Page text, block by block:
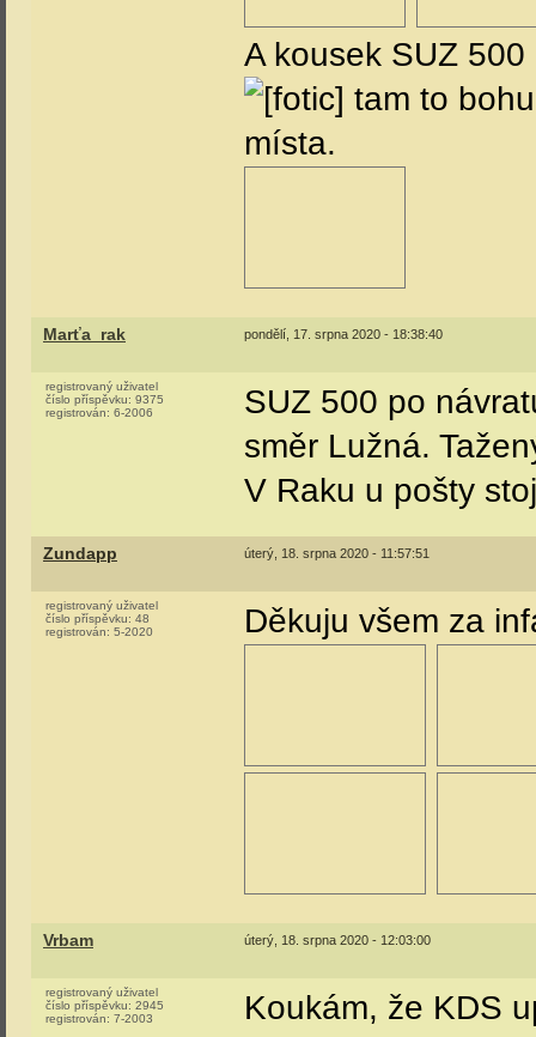
A kousek SUZ
tam to
místa.
Marťa_rak pondělí, 17. srpna 2020 - 18:38:40
registrovaný uživatel
číslo příspěvku: 9375
registrován: 6-2006
SUZ 500 po
směr Lužná.
V Raku u pošty
Zundapp úterý, 18. srpna 2020 - 11:57:51
registrovaný uživatel
číslo příspěvku: 48
registrován: 5-2020 Děkuju všem za
Vrbam úterý, 18. srpna 2020 - 12:03:00
registrovaný uživatel
číslo příspěvku: 2945
registrován: 7-2003 Koukám, že KDS